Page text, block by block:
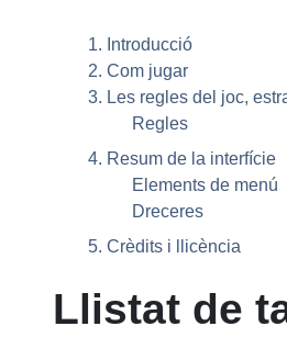
1. Introducció
2. Com jugar
3. Les regles del joc,
Regles
4. Resum de la interfície
Elements de menú
Dreceres
5. Crèdits i llicència
Llistat de